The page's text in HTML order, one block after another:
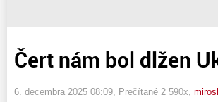
Čert nám bol dlžen
6. decembra 2025 08:09 , Prečítané 2 590x,